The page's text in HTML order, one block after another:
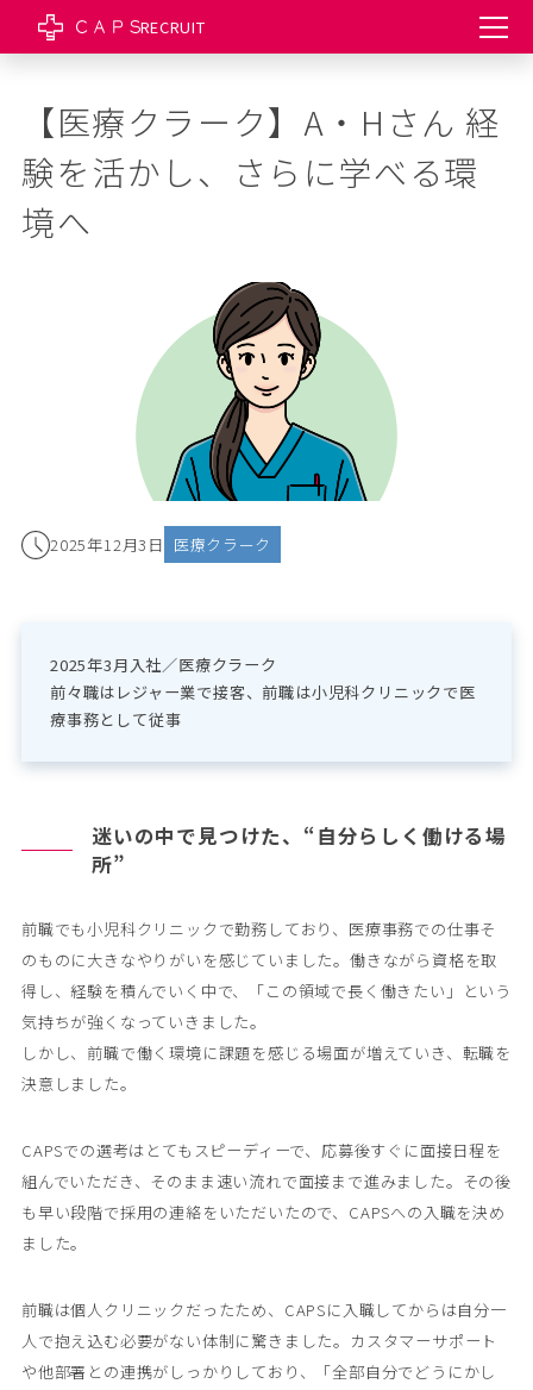
RECRUIT
【医療クラーク】A・Hさん 経
験を活かし、さらに学べる環
境へ
2025年12月3日 医療クラーク
2025年3月入社／医療クラーク
前々職はレジャー業で接客、前職は小児科クリニックで医
療事務として従事
迷いの中で見つけた、“自分らしく働ける場
所”
前職でも小児科クリニックで勤務しており、医療事務での仕事そ
のものに大きなやりがいを感じていました。働きながら資格を取
得し、経験を積んでいく中で、「この領域で長く働きたい」という
気持ちが強くなっていきました。
しかし、前職で働く環境に課題を感じる場面が増えていき、転職を
決意しました。
CAPSでの選考はとてもスピーディーで、応募後すぐに面接日程を
組んでいただき、そのまま速い流れで面接まで進みました。その後
も早い段階で採用の連絡をいただいたので、CAPSへの入職を決め
ました。
前職は個人クリニックだったため、CAPSに入職してからは自分一
人で抱え込む必要がない体制に驚きました。カスタマーサポート
や他部署との連携がしっかりしており、「全部自分でどうにかし